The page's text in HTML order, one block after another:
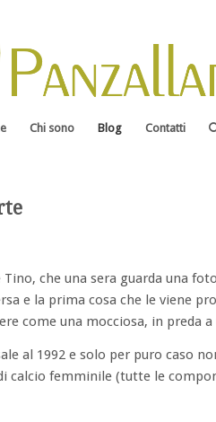
Chi sono Blog Contatti
che una sera guarda una
e la prima cosa che le viene
come una mocciosa, in preda
al 1992 e solo per puro caso
calcio femminile (tutte le